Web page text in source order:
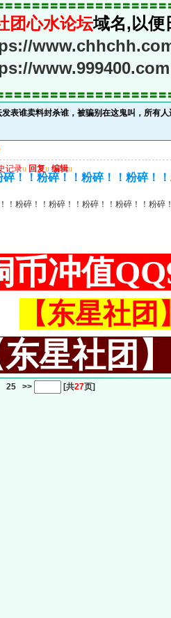
〓〓〓〓〓〓〓〓〓〓〓〓〓〓〓〓〓〓
团心水论坛域名,以便
www.999400.com
〓〓〓〓〓〓〓〓〓〓〓〓〓〓〓〓〓〓
表谁卖料封杀谁，被骗别在这鬼叫，所有
记录u 回复u 编辑u
碎！！粉碎！！粉碎！！粉碎！
！粉碎！！粉碎！！粉碎！！粉碎！！粉
币冲值
【东星社
东星社团
25 >> [共27页]